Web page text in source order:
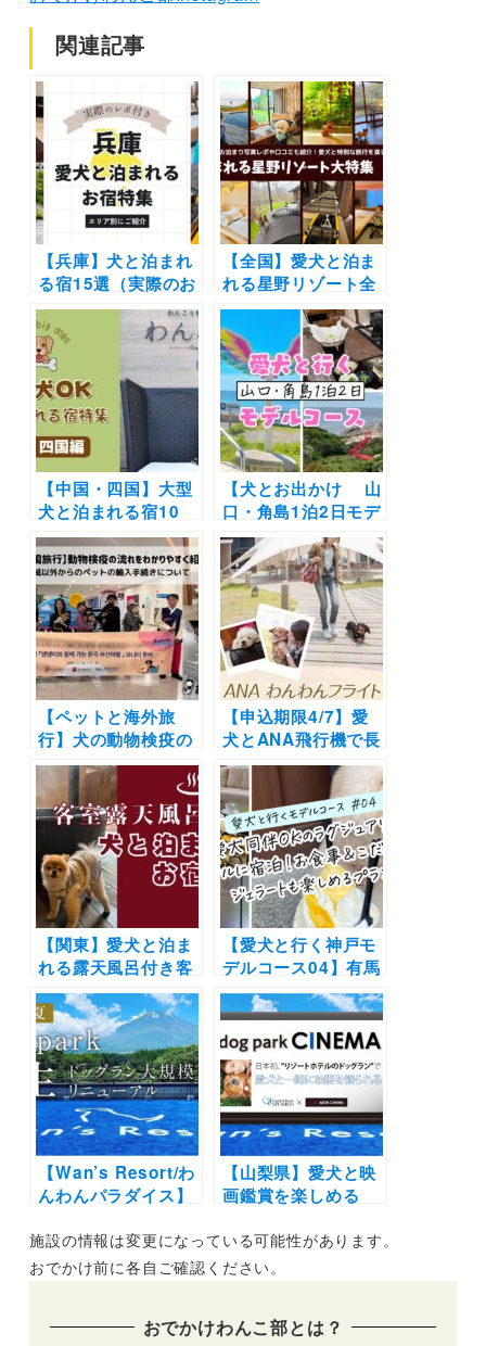
関連記事
【兵庫】犬と泊まれ
る宿15選（実際のお
でかけレポあり）神
戸や有馬温泉・丹波
などエリア別に紹介
【全国】愛犬と泊ま
れる星野リゾート全
42施設大特集！実際
のお泊まり写真レポ
や口コミも | 大切な
ペットと特別な旅行
を楽しもう♪
【中国・四国】大型
犬と泊まれる宿10
選！温泉宿から一棟
貸切までドッグフレ
ンドリー施設を厳選
（おでかけレポート
あり）
【犬とお出かけ 山
口・角島1泊2日モデ
ルコース】下関グル
メから絶景散策まで
の充実旅！グランビ
スタ角島～角島散策
～Animal resort
HARERUYA～元乃
隅神社
【ペットと海外旅
行】犬の動物検疫の
流れをわかりやすく
紹介 | 韓国への出
発・帰国時の対応つ
いて独自取材
【申込期限4/7】愛
犬とANA飛行機で長
崎ツアー！行きも帰
りも一緒に機内搭乗
OK！「わんわんフ
ライトin長崎」憧れ
のi+Land nagasaki
に宿泊
【関東】愛犬と泊ま
れる露天風呂付き客
室のある宿10選！愛
犬用温泉のある宿や
一棟貸切のヴィラも
（おでかけレポート
あり）
【愛犬と行く神戸モ
デルコース04】有馬
六彩～おだしとおや
さい翠midori～アリ
マ ジェラテリア ス
タジオーネ
【Wan’s Resort/わ
んわんパラダイス】
ニューアルした
「dog park」が誕
ンセプトのフォトブ
【山梨県】愛犬と映
画鑑賞を楽しめる
CINEMA」が
「Wan’s Resort 山
放＆プロカメラマン
施設の情報は変更になっている可能性があります。
おでかけ前に各自ご確認ください。
おでかけわんこ部とは？